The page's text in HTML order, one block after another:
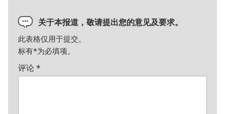
关于本报道，敬请提出您的意见及要求。
此表格仅用于提交。
标有*为必填项。
评论*